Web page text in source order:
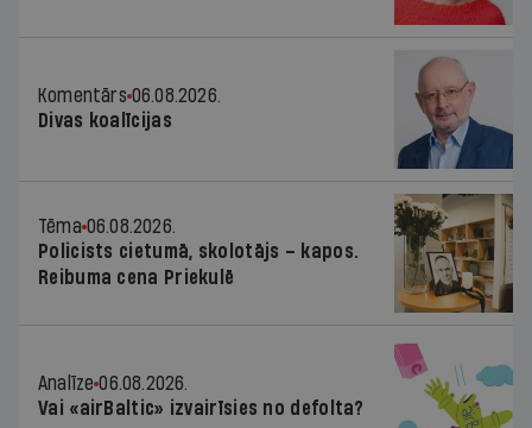
Komentārs 06.08.2026.
Divas koalīcijas
Tēma 06.08.2026.
Policists cietumā, skolotājs – kapos.
Reibuma cena Priekulē
Analīze 06.08.2026.
Vai «airBaltic» izvairīsies no defolta?